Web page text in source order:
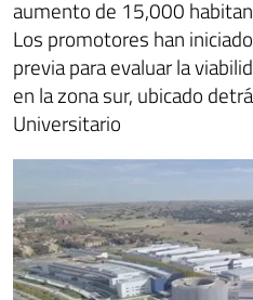
aumento de 15,000
Los promotores han
previa para evaluar la
en la zona sur, ubicado
Universitario